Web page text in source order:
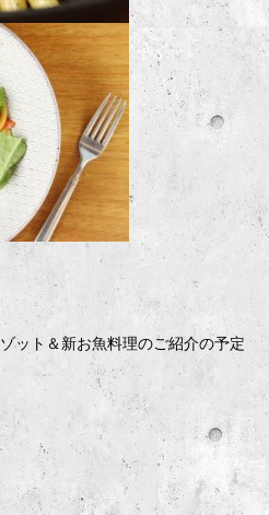
ット＆新お魚料理のご紹介の予定